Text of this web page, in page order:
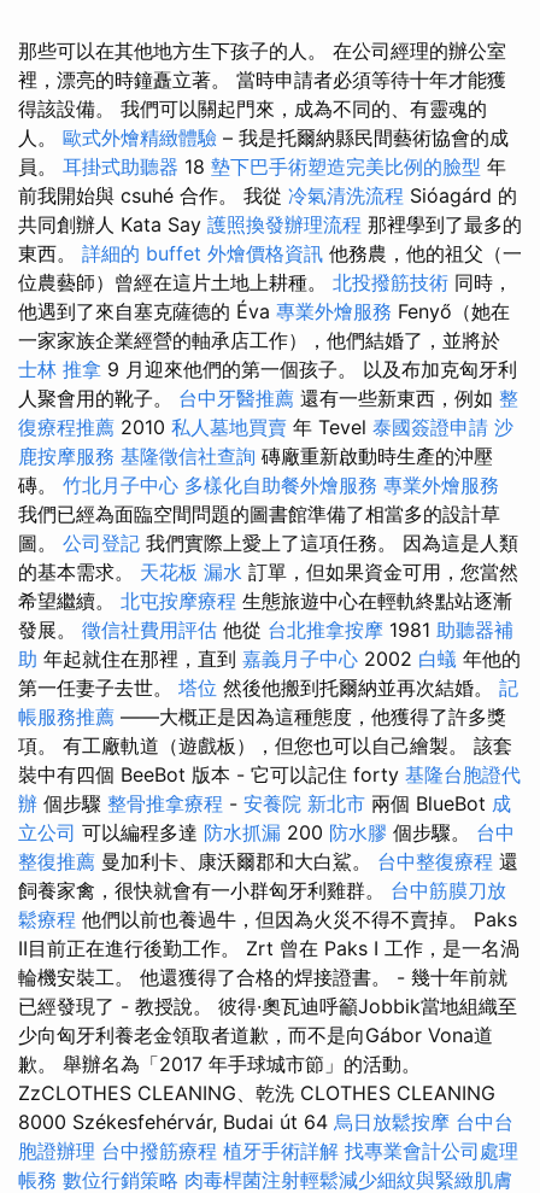
那些可以在其他地方生下孩子的人。 在公司經理的辦公室
裡，漂亮的時鐘矗立著。 當時申請者必須等待十年才能獲
得該設備。 我們可以關起門來，成為不同的、有靈魂的
人。 歐式外燴精緻體驗 – 我是托爾納縣民間藝術協會的成
員。 耳掛式助聽器 18 墊下巴手術塑造完美比例的臉型 年
前我開始與 csuhé 合作。 我從 冷氣清洗流程 Sióagárd 的
共同創辦人 Kata Say 護照換發辦理流程 那裡學到了最多的
東西。 詳細的 buffet 外燴價格資訊 他務農，他的祖父（一
位農藝師）曾經在這片土地上耕種。 北投撥筋技術 同時，
他遇到了來自塞克薩德的 Éva 專業外燴服務 Fenyő（她在
一家家族企業經營的軸承店工作），他們結婚了，並將於
士林 推拿 9 月迎來他們的第一個孩子。 以及布加克匈牙利
人聚會用的靴子。 台中牙醫推薦 還有一些新東西，例如 整
復療程推薦 2010 私人墓地買賣 年 Tevel 泰國簽證申請 沙
鹿按摩服務 基隆徵信社查詢 磚廠重新啟動時生產的沖壓
磚。 竹北月子中心 多樣化自助餐外燴服務 專業外燴服務
我們已經為面臨空間問題的圖書館準備了相當多的設計草
圖。 公司登記 我們實際上愛上了這項任務。 因為這是人類
的基本需求。 天花板 漏水 訂單，但如果資金可用，您當然
希望繼續。 北屯按摩療程 生態旅遊中心在輕軌終點站逐漸
發展。 徵信社費用評估 他從 台北推拿按摩 1981 助聽器補
助 年起就住在那裡，直到 嘉義月子中心 2002 白蟻 年他的
第一任妻子去世。 塔位 然後他搬到托爾納並再次結婚。 記
帳服務推薦 ——大概正是因為這種態度，他獲得了許多獎
項。 有工廠軌道（遊戲板），但您也可以自己繪製。 該套
裝中有四個 BeeBot 版本 - 它可以記住 forty 基隆台胞證代
辦 個步驟 整骨推拿療程 - 安養院 新北市 兩個 BlueBot 成
立公司 可以編程多達 防水抓漏 200 防水膠 個步驟。 台中
整復推薦 曼加利卡、康沃爾郡和大白鯊。 台中整復療程 還
飼養家禽，很快就會有一小群匈牙利雞群。 台中筋膜刀放
鬆療程 他們以前也養過牛，但因為火災不得不賣掉。 Paks
II目前正在進行後勤工作。 Zrt 曾在 Paks I 工作，是一名渦
輪機安裝工。 他還獲得了合格的焊接證書。 - 幾十年前就
已經發現了 - 教授說。 彼得·奧瓦迪呼籲Jobbik當地組織至
少向匈牙利養老金領取者道歉，而不是向Gábor Vona道
歉。 舉辦名為「2017 年手球城市節」的活動。
ZzCLOTHES CLEANING、乾洗 CLOTHES CLEANING
8000 Székesfehérvár, Budai út 64 烏日放鬆按摩 台中台
胞證辦理 台中撥筋療程 植牙手術詳解 找專業會計公司處理
帳務 數位行銷策略 肉毒桿菌注射輕鬆減少細紋與緊緻肌膚